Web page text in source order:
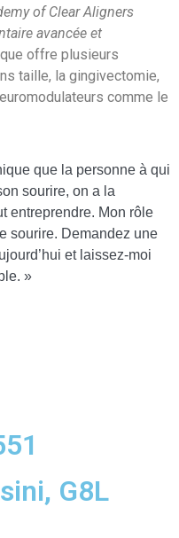
of Clear Aligners
avancée et
offre plusieurs
taille, la gingivectomie,
comme le
que la personne à qui
sourire, on a la
entreprendre. Mon rôle
sourire. Demandez une
et laissez-moi
»
G8L